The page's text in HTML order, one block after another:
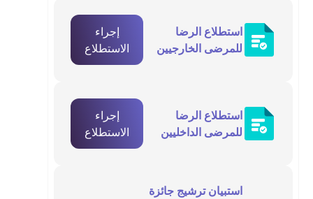
استطلاع الرضا
للمرضى الخارجيين
إجراء
الاستطلاع
استطلاع الرضا
للمرضى الداخليين
إجراء
الاستطلاع
استبيان ترشيج جائزة